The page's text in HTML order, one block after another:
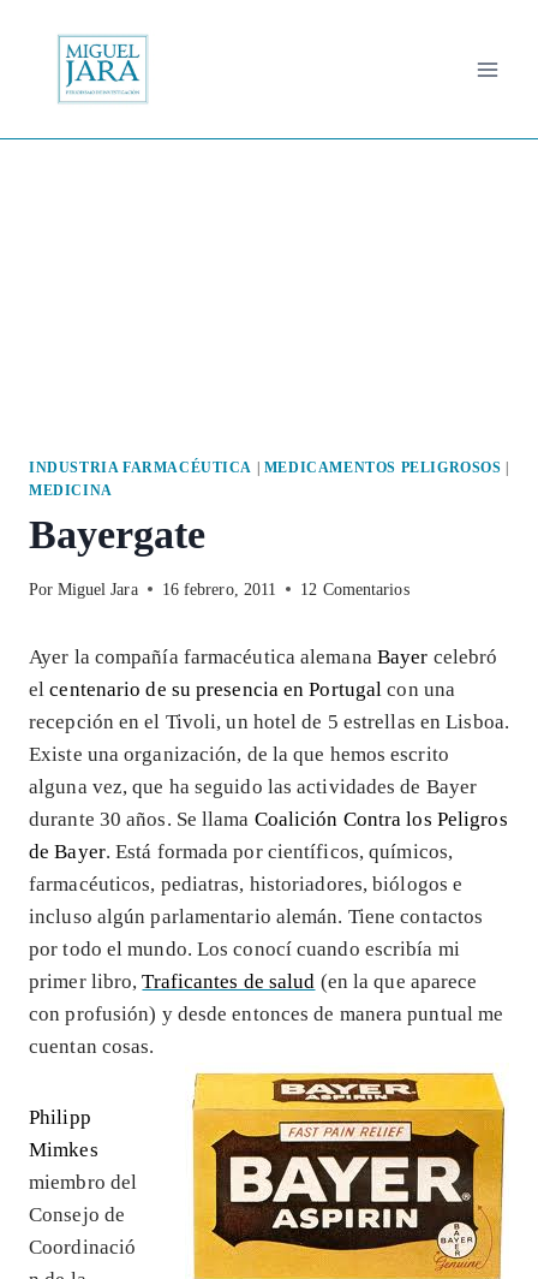
contenido
INDUSTRIA FARMACÉUTICA MEDICAMENTOS PELIGROSOS
MEDICINA
Bayergate
Por Miguel Jara 16 febrero, 2011 12 Comentarios
Ayer la compañía farmacéutica alemana Bayer celebró
elcentenario de su presencia en Portugalcon una
recepción en el Tivoli, un hotel de 5 estrellas en Lisboa.
Existe una organización, de la que hemos escrito
alguna vez, que ha seguido las actividades de Bayer
durante 30 años. Se llama Coalición Contra los Peligros
de Bayer. Está formada por científicos, químicos,
farmacéuticos, pediatras, historiadores, biólogos e
incluso algún parlamentario alemán. Tiene contactos
por todo el mundo. Los conocí cuando escribía mi
primer libro,Traficantes de salud (en la que aparece
con profusión) y desde entonces de manera puntual me
cuentan cosas.
Philipp
Mimkes
miembro del
Consejo de
Coordinació